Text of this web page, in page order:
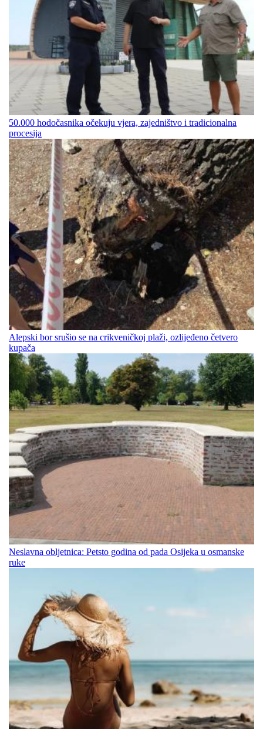
50.000 hodočasnika očekuju vjera, zajedništvo i tradicionalna
procesija
Alepski bor srušio se na crikveničkoj plaži, ozlijeđeno četvero
kupača
Neslavna obljetnica: Petsto godina od pada Osijeka u osmanske
ruke